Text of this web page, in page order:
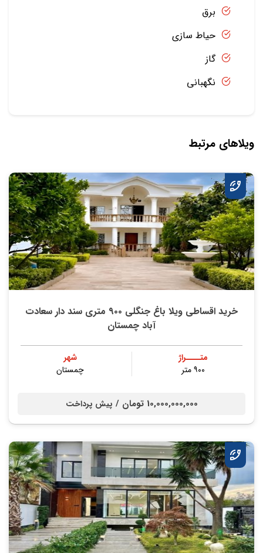
برق
حیاط سازی
گاز
نگهبانی
ویلاهای مرتبط
خرید اقساطی ویلا باغ جنگلی ۹۰۰ متری سند دار سعادت
آباد چمستان
متــــراژ
۹۰۰ متر
شهر
چمستان
10,000,000,000 تومان / پیش پرداخت